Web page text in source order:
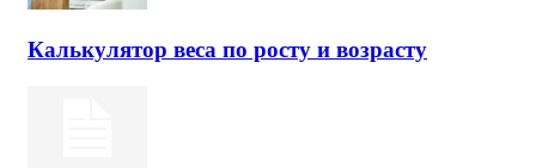
Калькулятор веса по росту и возрасту